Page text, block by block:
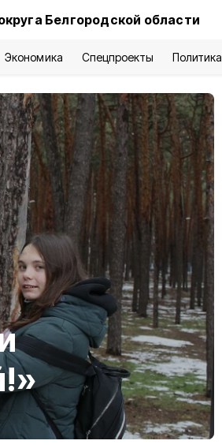
Белгородской области
Экономика Спецпроекты Политика